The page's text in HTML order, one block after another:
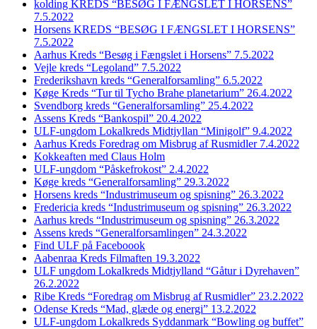
kolding KREDS “BESØG I FÆNGSLET I HORSENS”
7.5.2022
Horsens KREDS “BESØG I FÆNGSLET I HORSENS”
7.5.2022
Aarhus Kreds “Besøg i Fængslet i Horsens” 7.5.2022
Vejle kreds “Legoland” 7.5.2022
Frederikshavn kreds “Generalforsamling” 6.5.2022
Køge Kreds “Tur til Tycho Brahe planetarium” 26.4.2022
Svendborg kreds “Generalforsamling” 25.4.2022
Assens Kreds “Bankospil” 20.4.2022
ULF-ungdom Lokalkreds Midtjyllan “Minigolf” 9.4.2022
Aarhus Kreds Foredrag om Misbrug af Rusmidler 7.4.2022
Kokkeaften med Claus Holm
ULF-ungdom “Påskefrokost” 2.4.2022
Køge kreds “Generalforsamling” 29.3.2022
Horsens kreds “Industrimuseum og spisning” 26.3.2022
Fredericia kreds “Industrimuseum og spisning” 26.3.2022
Aarhus kreds “Industrimuseum og spisning” 26.3.2022
Assens kreds “Generalforsamlingen” 24.3.2022
Find ULF på Faceboook
Aabenraa Kreds Filmaften 19.3.2022
ULF ungdom Lokalkreds Midtjylland “Gåtur i Dyrehaven”
26.2.2022
Ribe Kreds “Foredrag om Misbrug af Rusmidler” 23.2.2022
Odense Kreds “Mad, glæde og energi” 13.2.2022
ULF-ungdom Lokalkreds Syddanmark “Bowling og buffet”